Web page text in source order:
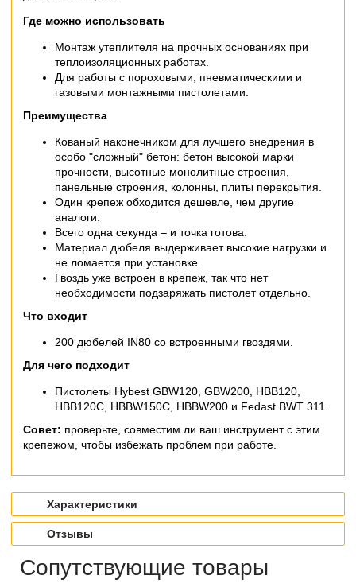
Где можно использовать
Монтаж утеплителя на прочных основаниях при
теплоизоляционных работах.
Для работы с пороховыми, пневматическими и
газовыми монтажными пистолетами.
Преимущества
Кованый наконечником для лучшего внедрения в
особо "сложный" бетон: бетон высокой марки
прочности, высотные монолитные строения,
панельные строения, колонны, плиты перекрытия.
Один крепеж обходится дешевле, чем другие
аналоги.
Всего одна секунда – и точка готова.
Материал дюбеля выдерживает высокие нагрузки и
не ломается при установке.
Гвоздь уже встроен в крепеж, так что нет
необходимости подзаряжать пистолет отдельно.
Что входит
200 дюбелей IN80 со встроенными гвоздями.
Для чего подходит
Пистолеты Hybest GBW120, GBW200, HBB120,
HBB120C, HBBW150C, HBBW200 и Fedast BWT 311.
Совет: проверьте, совместим ли ваш инструмент с этим
крепежом, чтобы избежать проблем при работе.
Характеристики
Отзывы
Сопутствующие товары